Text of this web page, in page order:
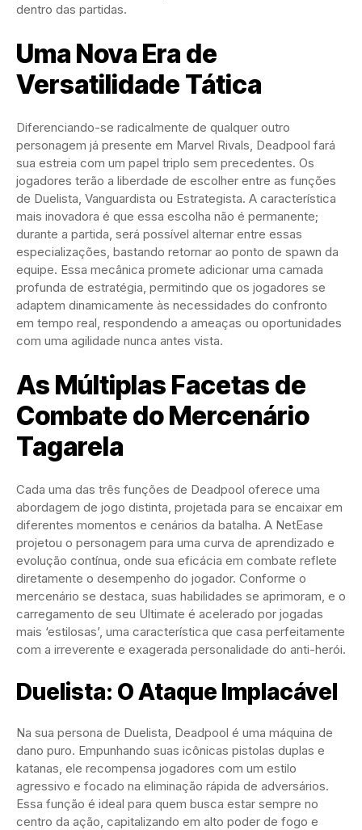
dentro das partidas.
Uma Nova Era de
Versatilidade Tática
Diferenciando-se radicalmente de qualquer outro
personagem já presente em Marvel Rivals, Deadpool fará
sua estreia com um papel triplo sem precedentes. Os
jogadores terão a liberdade de escolher entre as funções
de Duelista, Vanguardista ou Estrategista. A característica
mais inovadora é que essa escolha não é permanente;
durante a partida, será possível alternar entre essas
especializações, bastando retornar ao ponto de spawn da
equipe. Essa mecânica promete adicionar uma camada
profunda de estratégia, permitindo que os jogadores se
adaptem dinamicamente às necessidades do confronto
em tempo real, respondendo a ameaças ou oportunidades
com uma agilidade nunca antes vista.
As Múltiplas Facetas de
Combate do Mercenário
Tagarela
Cada uma das três funções de Deadpool oferece uma
abordagem de jogo distinta, projetada para se encaixar em
diferentes momentos e cenários da batalha. A NetEase
projetou o personagem para uma curva de aprendizado e
evolução contínua, onde sua eficácia em combate reflete
diretamente o desempenho do jogador. Conforme o
mercenário se destaca, suas habilidades se aprimoram, e o
carregamento de seu Ultimate é acelerado por jogadas
mais ‘estilosas’, uma característica que casa perfeitamente
com a irreverente e exagerada personalidade do anti-herói.
Duelista: O Ataque Implacável
Na sua persona de Duelista, Deadpool é uma máquina de
dano puro. Empunhando suas icônicas pistolas duplas e
katanas, ele recompensa jogadores com um estilo
agressivo e focado na eliminação rápida de adversários.
Essa função é ideal para quem busca estar sempre no
centro da ação, capitalizando em alto poder de fogo e